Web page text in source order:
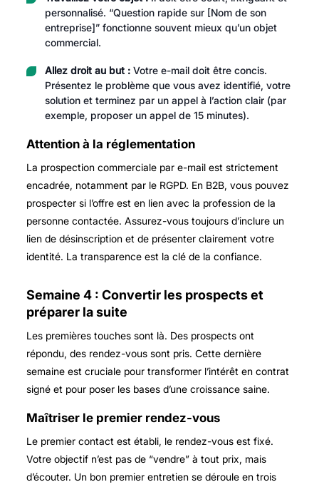
personnalisé. “Question rapide sur [Nom de son
entreprise]” fonctionne souvent mieux qu’un objet
commercial.
Allez droit au but :Votre e-mail doit être concis.
Présentez le problème que vous avez identifié, votre
solution et terminez par un appel à l’action clair (par
exemple, proposer un appel de 15 minutes).
Attention à la réglementation
La prospection commerciale par e-mail est strictement
encadrée, notamment par le RGPD. En B2B, vous pouvez
prospecter si l’offre est en lien avec la profession de la
personne contactée. Assurez-vous toujours d’inclure un
lien de désinscription et de présenter clairement votre
identité. La transparence est la clé de la confiance.
Semaine 4 : Convertir les prospects et
préparer la suite
Les premières touches sont là. Des prospects ont
répondu, des rendez-vous sont pris. Cette dernière
semaine est cruciale pour transformer l’intérêt en contrat
signé et pour poser les bases d’une croissance saine.
Maîtriser le premier rendez-vous
Le premier contact est établi, le rendez-vous est fixé.
Votre objectif n’est pas de “vendre” à tout prix, mais
d’écouter. Un bon premier entretien se déroule en trois